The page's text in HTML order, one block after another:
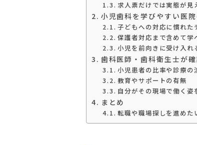
求人票だけでは実態が見
小児歯科を学びやすい医
子どもへの対応に慣れた
保護者対応まで含めて学
小児を前向きに受け入れ
歯科医師・歯科衛生士が
小児患者の比率や診療の
教育やサポートの有無
自分がその現場で働く姿
まとめ
転職や職場探しを進めた